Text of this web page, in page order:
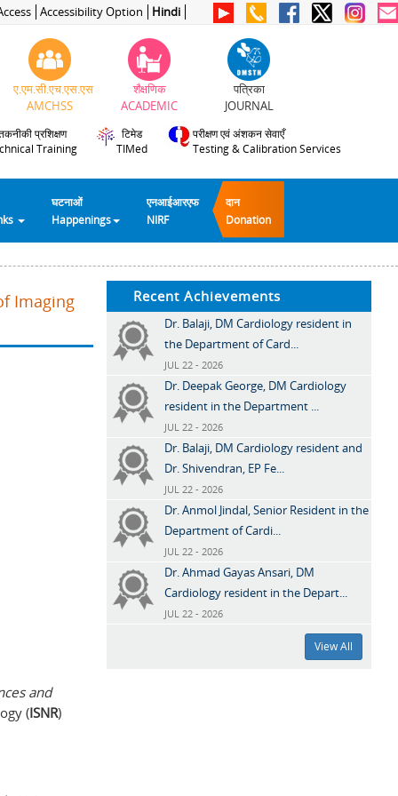
Accessibility Option Hindi
ए.एम.सी.एच.एस.एस
AMCHSS
शैक्षणिक
ACADEMIC
पत्रिका
JOURNAL
प्रशिक्षण
Training
टिमेड
TIMed
परीक्षण एवं अंशकन सेवाएँ
Testing & Calibration Services
घटनाओं
Happenings
एनआईआरएफ
NIRF
दान
Donation
Imaging
and
(ISNR)
Recent Achievements
Dr. Balaji, DM Cardiology resident in
the Department of Card...
JUL 22 - 2026
Dr. Deepak George, DM Cardiology
resident in the Department ...
JUL 22 - 2026
Dr. Balaji, DM Cardiology resident and
Dr. Shivendran, EP Fe...
JUL 22 - 2026
Dr. Anmol Jindal, Senior Resident in the
Department of Cardi...
JUL 22 - 2026
Dr. Ahmad Gayas Ansari, DM
Cardiology resident in the Depart...
JUL 22 - 2026
View All